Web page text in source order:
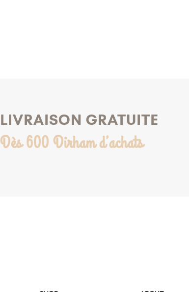
LIVRAISON GRATUITE
Dès 600 Dirham d’achats